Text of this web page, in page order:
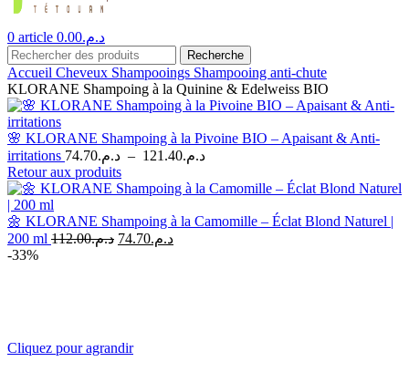
0 article د.م.0.00
Recherche
Accueil Cheveux Shampooings Shampooing anti-chute
KLORANE Shampoing à la Quinine & Edelweiss BIO
🌸 KLORANE Shampoing à la Pivoine BIO – Apaisant & Anti-
irritations
د.م.74.70 – د.م.121.40
Plage
prix :
à
Retour aux produits
🌼 KLORANE Shampoing à la Camomille – Éclat Blond Naturel |
200 ml
د.م.112.00
Le
د.م.74.70
Le
-33%
Cliquez pour agrandir